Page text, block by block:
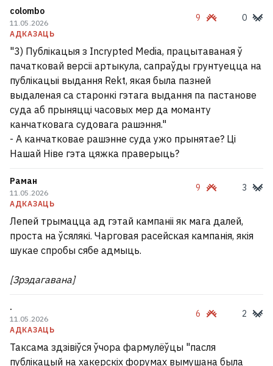
colombo
11.05.2026
АДКАЗАЦЬ
9 0
"3) Публікацыя з Incrypted Media, працытаваная ў
пачатковай версіі артыкула, сапраўды грунтуецца на
публікацыі выдання Rekt, якая была пазней
выдаленая са старонкі гэтага выдання па пастанове
суда аб прыняцці часовых мер да моманту
канчатковага судовага рашэння."
- А канчатковае рашэнне суда ужо прынятае? Ці
Нашай Ніве гэта цяжка праверыць?
Раман
11.05.2026
АДКАЗАЦЬ
9 3
Лепей трымацца ад гэтай кампаніі як мага далей,
проста на ўсялякі. Чарговая расейская кампанія, якія
шукае спробы сябе адмыць.
[Зрэдагавана]
.
11.05.2026
АДКАЗАЦЬ
6 2
Таксама здзівіўся ўчора фармулёўцы "пасля
публікацый на хакерскіх форумах вымушана была